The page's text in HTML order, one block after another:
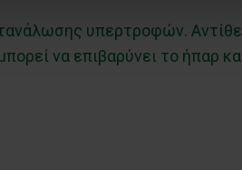
υπερτροφών.
να επιβαρύνει το ήπαρ